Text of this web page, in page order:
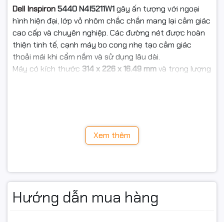
Dell Inspiron5440 N4I5211W1gây ấn tượng với ngoại
hình hiện đại, lớp vỏ nhôm chắc chắn mang lại cảm giác
cao cấp và chuyên nghiệp. Các đường nét được hoàn
thiện tinh tế, cạnh máy bo cong nhẹ tạo cảm giác
thoải mái khi cầm nắm và sử dụng lâu dài.
Máy có kích thước 314 x 226 x 16.49 mmvà trọng lượng
Xem thêm
Hướng dẫn mua hàng